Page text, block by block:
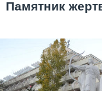
Памятник